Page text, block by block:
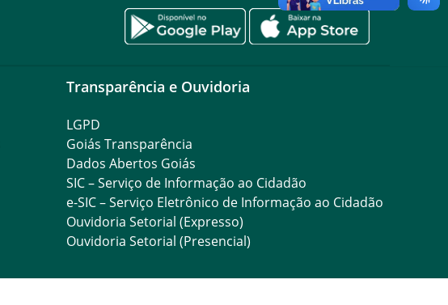
Transparência e Ouvidoria
LGPD
Goiás Transparência
Dados Abertos Goiás
SIC – Serviço de Informação ao Cidadão
e-SIC – Serviço Eletrônico de Informação ao Cidadão
Ouvidoria Setorial (Expresso)
Ouvidoria Setorial (Presencial)